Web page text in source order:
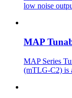
low noise
MAP
MAP Series
(mTLG-C2) is